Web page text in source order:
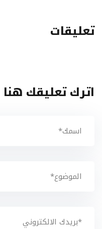
تعليقات
اترك تعليقك هنا